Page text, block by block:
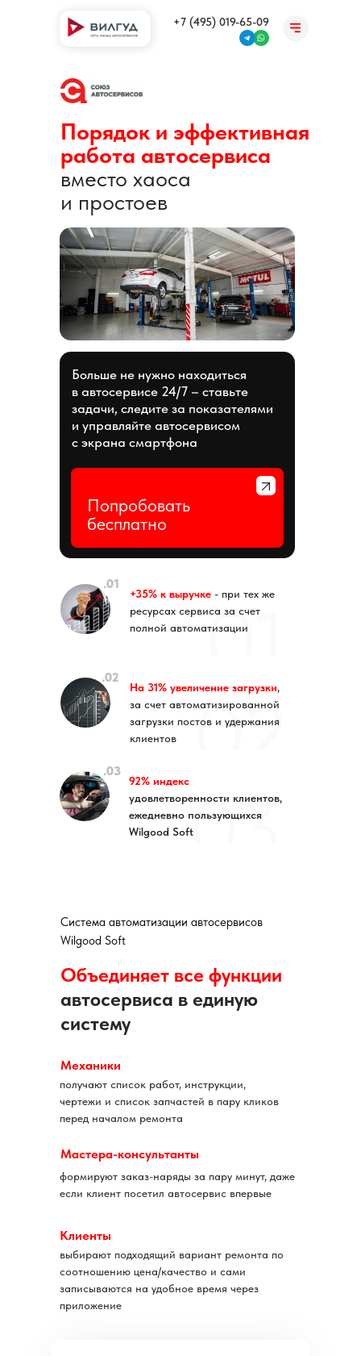
+7 (495) 019-65-09
+7 (495) 019-65-09
Порядок и эффективная
работа автосервиса
вместо хаоса
и простоев
Больше не нужно находиться
в автосервисе 24/7 – ставьте
задачи, следите за показателями
и управляйте автосервисом
с экрана смартфона
Попробовать
бесплатно
.02
.01
92% индекс
удовлетворенности клиентов,
ежедневно пользующихся
Wilgood Soft
На 31% увеличение загрузки,
за счет автоматизированной
загрузки постов и удержания
клиентов
+35% к выручке - при тех же
ресурсах сервиса за счет
полной автоматизации
.03
Система автоматизации автосервисов
Wilgood Soft
выбирают подходящий вариант ремонта по
соотношению цена/качество и сами
записываются на удобное время через
приложение
формируют заказ-наряды за пару минут, даже
если клиент посетил автосервис впервые
получают список работ, инструкции,
чертежи и список запчастей в пару кликов
перед началом ремонта
Объединяет все функции
автосервиса в единую
систему
Механики
Клиенты
Мастера-консультанты
Прибыль